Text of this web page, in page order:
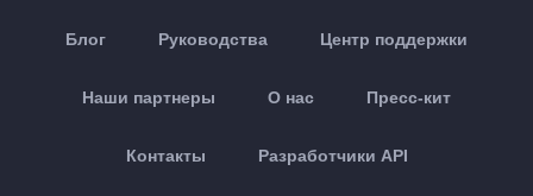
Блог Руководства Центр поддержки
Наши партнеры О нас Пресс-кит
Контакты Разработчики API